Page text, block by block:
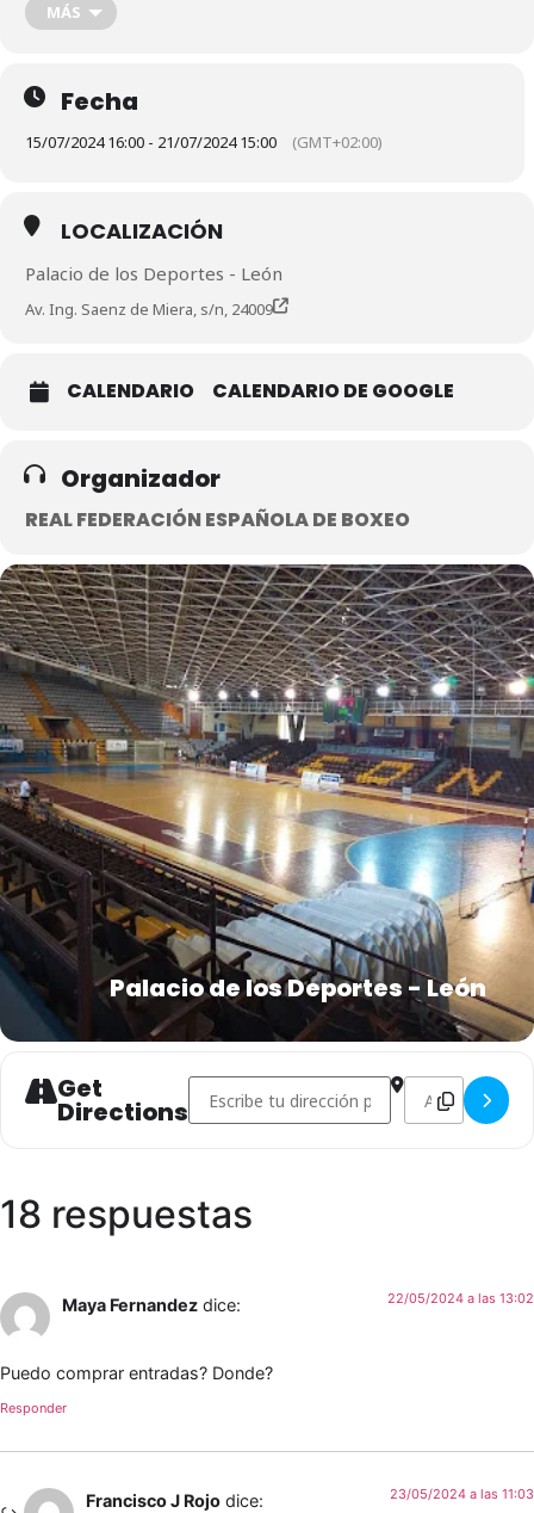
Anexo II – Declaración de no embarazo mayores 18 años
MÁS
Fecha
15/07/2024 16:00 - 21/07/2024 15:00 (GMT+02:00)
LOCALIZACIÓN
Palacio de los Deportes - León
Av. Ing. Saenz de Miera, s/n, 24009
CALENDARIO CALENDARIO DE GOOGLE
Organizador
REAL FEDERACIÓN ESPAÑOLA DE BOXEO
Palacio de los Deportes - León
Get
Directions
Address - Campeonato de España Élite
Destination
18 respuestas
Maya Fernandez dice: 22/05/2024 a las 13:02
Puedo comprar entradas? Donde?
Responder
Francisco J Rojo dice: 23/05/2024 a las 11:03